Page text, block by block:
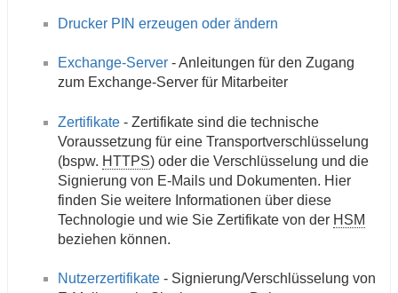
Drucker PIN erzeugen oder ändern
Exchange-Server - Anleitungen für den Zugang
zum Exchange-Server für Mitarbeiter
Zertifikate - Zertifikate sind die technische
Voraussetzung für eine Transportverschlüsselung
(bspw. HTTPS) oder die Verschlüsselung und die
Signierung von E-Mails und Dokumenten. Hier
finden Sie weitere Informationen über diese
Technologie und wie Sie Zertifikate von der HSM
beziehen können.
Nutzerzertifikate - Signierung/Verschlüsselung von